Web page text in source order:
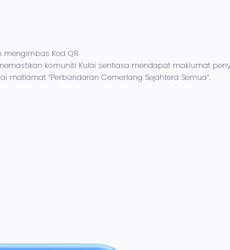
Kod QR.
komuniti Kulai sentiasa mendapat maklumat
“Perbandaran Cemerlang Sejahtera Semua”.